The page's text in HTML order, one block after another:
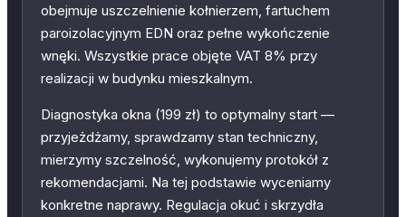
obejmuje uszczelnienie kołnierzem, fartuchem
paroizolacyjnym EDN oraz pełne wykończenie
wnęki. Wszystkie prace objęte VAT 8% przy
realizacji w budynku mieszkalnym.
Diagnostyka okna (199 zł) to optymalny start —
przyjeżdżamy, sprawdzamy stan techniczny,
mierzymy szczelność, wykonujemy protokół z
rekomendacjami. Na tej podstawie wyceniamy
konkretne naprawy. Regulacja okuć i skrzydła